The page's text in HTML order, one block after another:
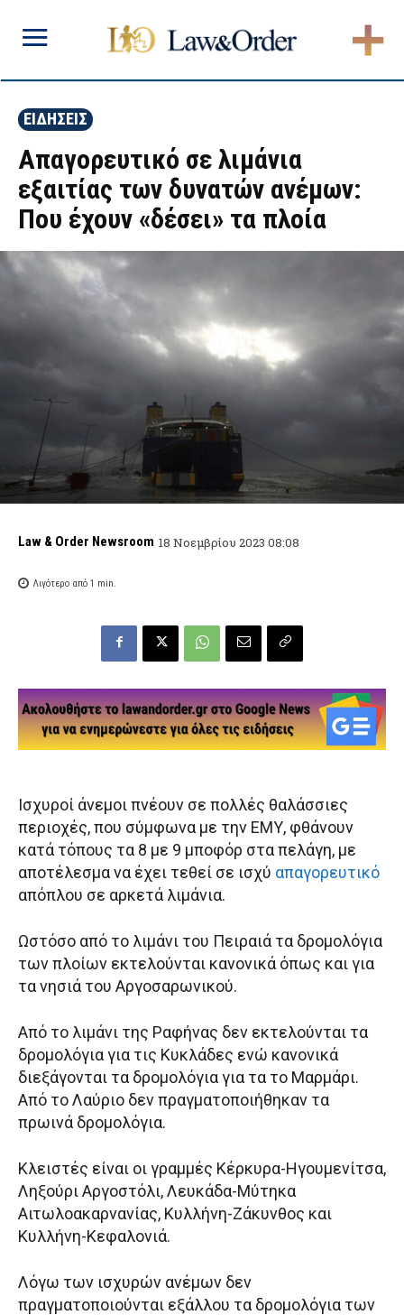
ΕΙΔΗΣΕΙΣ
Απαγορευτικό σε λιμάνια
εξαιτίας των δυνατών ανέμων:
Που έχουν «δέσει» τα πλοία
Law & Order Newsroom 18 Νοεμβρίου 2023 08:08
Λιγότερο από 1 min.
Ισχυροί άνεμοι πνέουν σε πολλές θαλάσσιες
περιοχές, που σύμφωνα με την ΕΜΥ, φθάνουν
κατά τόπους τα 8 με 9 μποφόρ στα πελάγη, με
αποτέλεσμα να έχει τεθεί σε ισχύ απαγορευτικό
απόπλου σε αρκετά λιμάνια.
Ωστόσο από το λιμάνι του Πειραιά τα δρομολόγια
των πλοίων εκτελούνται κανονικά όπως και για
τα νησιά του Αργοσαρωνικού.
Από το λιμάνι της Ραφήνας δεν εκτελούνται τα
δρομολόγια για τις Κυκλάδες ενώ κανονικά
διεξάγονται τα δρομολόγια για τα το Μαρμάρι.
Από το Λαύριο δεν πραγματοποιήθηκαν τα
πρωινά δρομολόγια.
Κλειστές είναι οι γραμμές Κέρκυρα-Ηγουμενίτσα,
Ληξούρι Αργοστόλι, Λευκάδα-Μύτηκα
Αιτωλοακαρνανίας, Κυλλήνη-Ζάκυνθος και
Κυλλήνη-Κεφαλονιά.
Λόγω των ισχυρών ανέμων δεν
πραγματοποιούνται εξάλλου τα δρομολόγια των